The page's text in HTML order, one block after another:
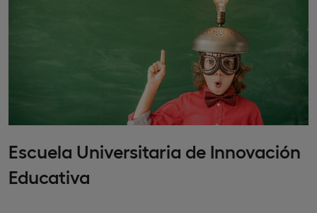
Escuela Universitaria de Innovación
Educativa